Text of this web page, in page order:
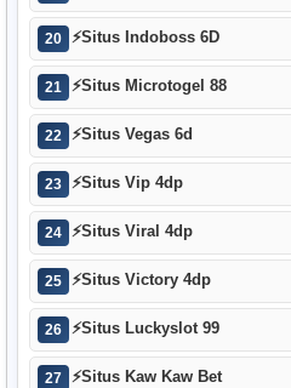
20 ⚡Situs Indoboss 6D
21 ⚡Situs Microtogel 88
22 ⚡Situs Vegas 6d
23 ⚡Situs Vip 4dp
24 ⚡Situs Viral 4dp
25 ⚡Situs Victory 4dp
26 ⚡Situs Luckyslot 99
27 ⚡Situs Kaw Kaw Bet